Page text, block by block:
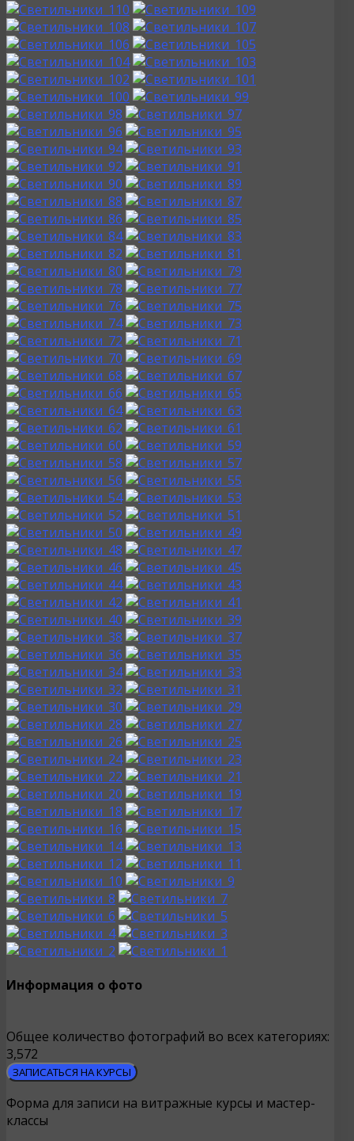
Информация о фото
Общее количество фотографий во всех категориях:
3,572
ЗАПИСАТЬСЯ НА КУРСЫ
Форма для записи на витражные курсы и мастер-
классы